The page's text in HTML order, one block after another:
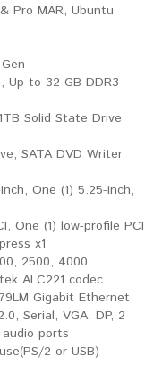
Pro MAR, Ubuntu
Up to 32 GB DDR3
Solid State Drive
SATA DVD Writer
One (1) 5.25-inch,
One (1) low-profile PCI
x1
2500, 4000
ALC221 codec
Gigabit Ethernet
Serial, VGA, DP, 2
ports
2 or USB)